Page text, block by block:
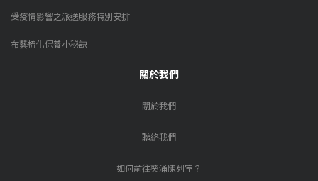
受疫情影響之派送服務特別安排
布藝梳化保養小秘訣
關於我們
關於我們
聯絡我們
如何前往葵涌陳列室？